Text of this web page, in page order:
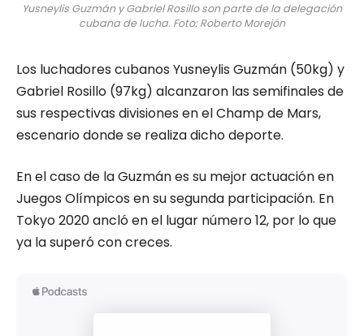
Yusneylis Guzmán y Gabriel Rosillo son parte de la delegación
cubana de lucha. Foto: Roberto Morejón
Los luchadores cubanos Yusneylis Guzmán (50kg) y
Gabriel Rosillo (97kg) alcanzaron las semifinales de
sus respectivas divisiones en el Champ de Mars,
escenario donde se realiza dicho deporte.
En el caso de la Guzmán es su mejor actuación en
Juegos Olímpicos en su segunda participación. En
Tokyo 2020 ancló en el lugar número 12, por lo que
ya la superó con creces.